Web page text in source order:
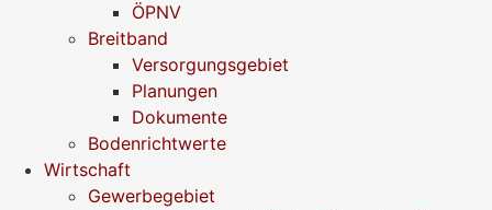
ÖPNV
Breitband
Versorgungsgebiet
Planungen
Dokumente
Bodenrichtwerte
Wirtschaft
Gewerbegebiet